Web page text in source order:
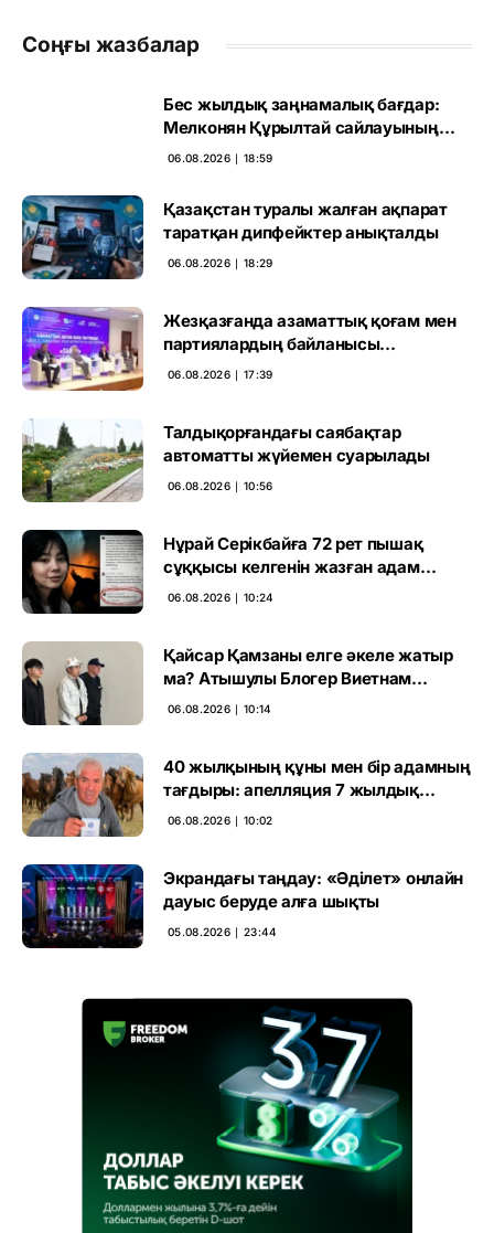
Соңғы жазбалар
Бес жылдық заңнамалық бағдар:
Мелконян Құрылтай сайлауының
маңызын бағалады
06.08.2026 ∣ 18:59
Қазақстан туралы жалған ақпарат
таратқан дипфейктер анықталды
06.08.2026 ∣ 18:29
Жезқазғанда азаматтық қоғам мен
партиялардың байланысы
талқыланды
06.08.2026 ∣ 17:39
Талдықорғандағы саябақтар
автоматты жүйемен суарылады
06.08.2026 ∣ 10:56
Нұрай Серікбайға 72 рет пышақ
сұққысы келгенін жазған адам
ұсталды
06.08.2026 ∣ 10:24
Қайсар Қамзаны елге әкеле жатыр
ма? Атышулы Блогер Виетнам
әуежайында көзге түсті
06.08.2026 ∣ 10:14
40 жылқының құны мен бір адамның
тағдыры: апелляция 7 жылдық
үкімді бұзды
06.08.2026 ∣ 10:02
Экрандағы таңдау: «Әділет» онлайн
дауыс беруде алға шықты
05.08.2026 ∣ 23:44